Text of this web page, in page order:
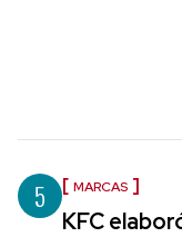
5 MARCAS
KFC